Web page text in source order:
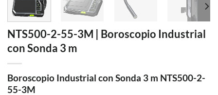
NTS500-2-55-3M | Boroscopio Industrial
con Sonda 3 m
Boroscopio Industrial con Sonda 3 m NTS500-2-
55-3M